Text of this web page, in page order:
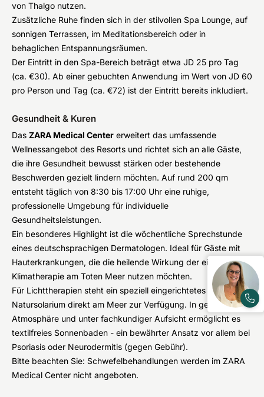
von Thalgo nutzen.
Zusätzliche Ruhe finden sich in der stilvollen Spa Lounge, auf
sonnigen Terrassen, im Meditationsbereich oder in
behaglichen Entspannungsräumen.
Der Eintritt in den Spa-Bereich beträgt etwa JD 25 pro Tag
(ca. €30). Ab einer gebuchten Anwendung im Wert von JD 60
pro Person und Tag (ca. €72) ist der Eintritt bereits inkludiert.
Gesundheit & Kuren
Das ZARA Medical Center erweitert das umfassende
Wellnessangebot des Resorts und richtet sich an alle Gäste,
die ihre Gesundheit bewusst stärken oder bestehende
Beschwerden gezielt lindern möchten. Auf rund 200 qm
entsteht täglich von 8:30 bis 17:00 Uhr eine ruhige,
professionelle Umgebung für individuelle
Gesundheitsleistungen.
Ein besonderes Highlight ist die wöchentliche Sprechstunde
eines deutschsprachigen Dermatologen. Ideal für Gäste mit
Hauterkrankungen, die die heilende Wirkung der einzigartigen
Klimatherapie am Toten Meer nutzen möchten.
Für Lichttherapien steht ein speziell eingerichtetes
Natursolarium direkt am Meer zur Verfügung. In geschützter
Atmosphäre und unter fachkundiger Aufsicht ermöglicht es
textilfreies Sonnenbaden - ein bewährter Ansatz vor allem bei
Psoriasis oder Neurodermitis (gegen Gebühr).
Bitte beachten Sie: Schwefelbehandlungen werden im ZARA
Medical Center nicht angeboten.